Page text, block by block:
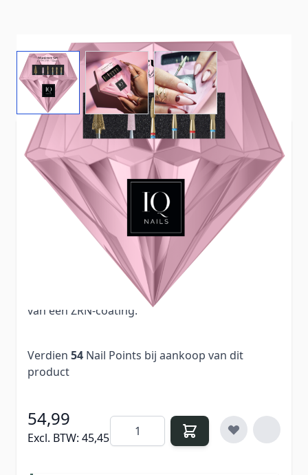
View larger imageView larger imageView larger image
Perfecte nagelriemen zijn alleen te bereiken met
hoge kwaliteit tools. Deze set is samengesteld
door gel experts en is heel goed te gebruiken
voor manicure en pedicure. Deze set bevat 1
carbide bitje voor het verwijderen van acryl, gel
en gellak, 1 stenen bitje en 4 diamant bitjes voor
het verzorgen van de nagelriemen. De
diamantboren en het carbide bitje zijn voorzien
van een ZRN-coating.
Verdien 54 Nail Points bij aankoop van dit
product
54,99
Excl. BTW: 45,45
Aantal